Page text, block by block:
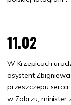
11.02
W Krzepicach
asystent
przeszczepu
w Zabrzu, minister